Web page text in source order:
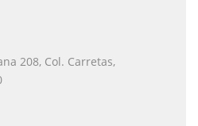
208, Col. Carretas,